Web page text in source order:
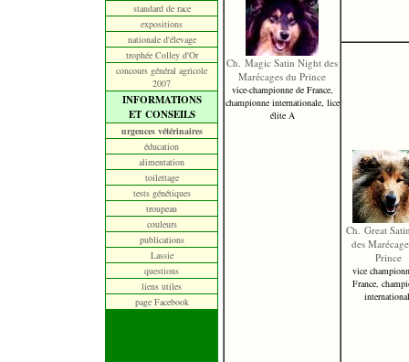
standard de race
expositions
nationale d'élevage
trophée Colley d'Or
concours général agricole
2007
INFORMATIONS
ET CONSEILS
urgences vétérinaires
éducation
alimentation
toilettage
tests génétiques
troupeau
couleurs
publications
Lassie
questions
liens utiles
page Facebook
Ch. Magic Satin Night des
Marécages du Prince
vice-championne de France,
championne internationale, lice
élite A
Ch. Great
des
Prince
vice
France,